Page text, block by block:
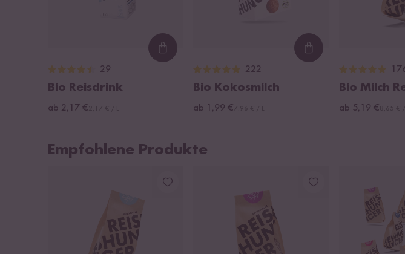
Loading...
29
Bio Reisdrink
ab 2,17 €
Loading...
222
Bio Kokosmilch
ab 1,99 €
Bio Milch
ab 5,19 €
Empfohlene Produkte